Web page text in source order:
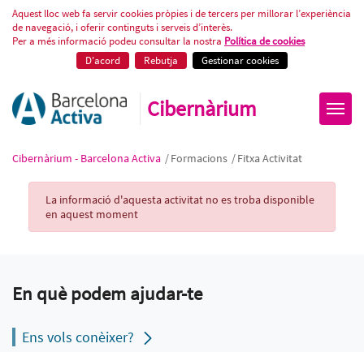
Fitxa Activitat
Aquest lloc web fa servir cookies pròpies i de tercers per millorar l’experiència
de navegació, i oferir continguts i serveis d’interès.
Per a més informació podeu consultar la nostra Política de cookies
D'acord
Rebutja Gestionar cookies
Cibernàrium
Cibernàrium - Barcelona Activa /Formacions /Fitxa Activitat
Activity Record
La informació d'aquesta activitat no es troba disponible
en aquest moment
En què podem ajudar-te
Ens vols conèixer?